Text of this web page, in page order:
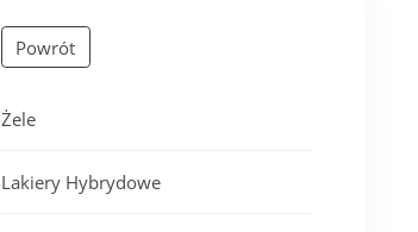
Powrót
Żele
Lakiery Hybrydowe